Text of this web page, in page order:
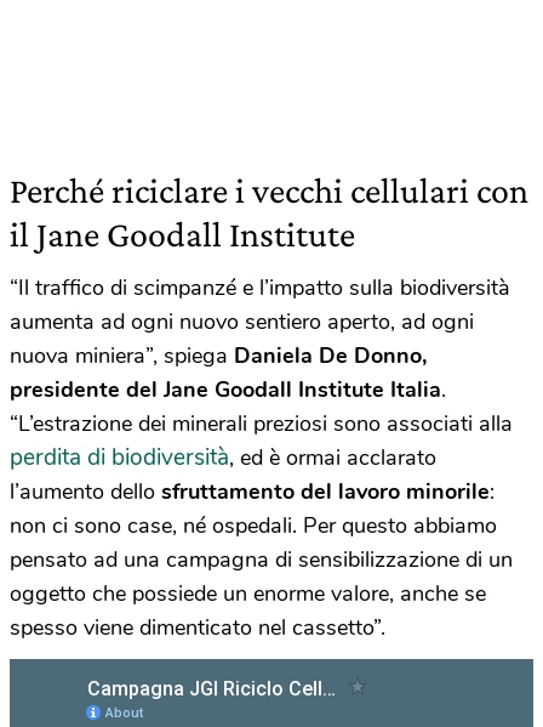
Perché riciclare i vecchi cellulari con
il Jane Goodall Institute
“Il traffico di scimpanzé e l’impatto sulla biodiversità
aumenta ad ogni nuovo sentiero aperto, ad ogni
nuova miniera”, spiega Daniela De Donno,
presidente del Jane Goodall Institute Italia.
“L’estrazione dei minerali preziosi sono associati alla
perdita di biodiversità, ed è ormai acclarato
l’aumento dello sfruttamento del lavoro minorile:
non ci sono case, né ospedali. Per questo abbiamo
pensato ad una campagna di sensibilizzazione di un
oggetto che possiede un enorme valore, anche se
spesso viene dimenticato nel cassetto”.